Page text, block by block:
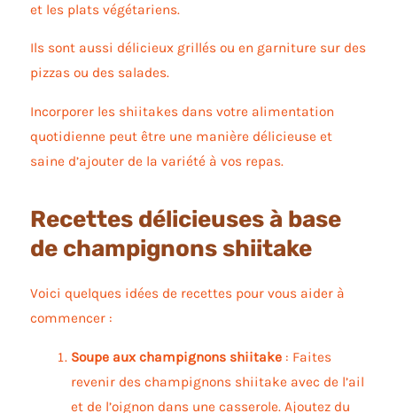
et les plats végétariens.
Ils sont aussi délicieux grillés ou en garniture sur des
pizzas ou des salades.
Incorporer les shiitakes dans votre alimentation
quotidienne peut être une manière délicieuse et
saine d’ajouter de la variété à vos repas.
Recettes délicieuses à base
de champignons shiitake
Voici quelques idées de recettes pour vous aider à
commencer :
Soupe aux champignons shiitake : Faites
revenir des champignons shiitake avec de l’ail
et de l’oignon dans une casserole. Ajoutez du